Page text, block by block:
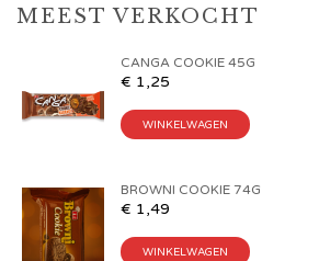
MEEST VERKOCHT
CANGA COOKIE 45G
€ 1,25
WINKELWAGEN
BROWNI COOKIE 74G
€ 1,49
WINKELWAGEN